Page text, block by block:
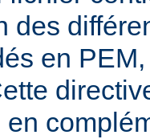
des
en